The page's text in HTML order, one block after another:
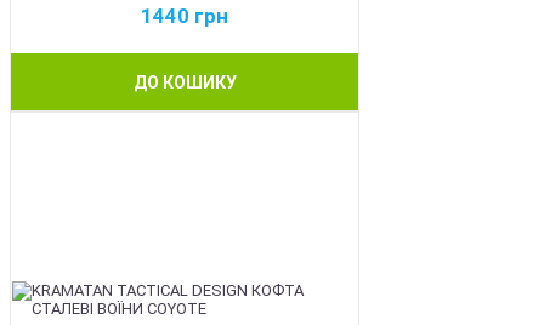
1440 грн
ДО КОШИКУ